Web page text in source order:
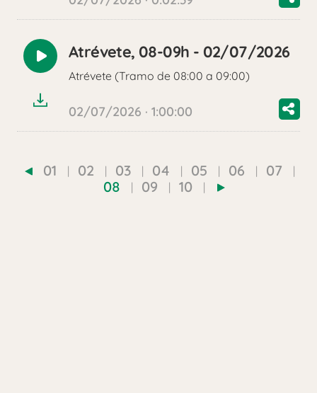
Reproducir
audio
Atrévete, 08-09h - 02/07/2026
Atrévete (Tramo de 08:00 a 09:00)
02/07/2026 · 1:00:00
01 02 03 04 05 06
07
08
09 10